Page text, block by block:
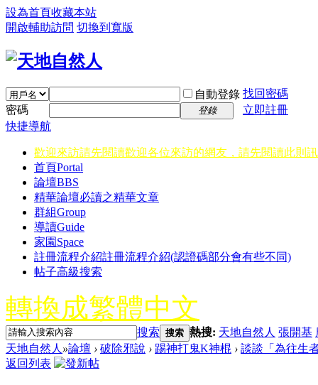
設為首頁收藏本站
開啟輔助訪問 切換到寬版
自動登錄 找回密碼
密碼
登錄
立即註冊
快捷導航
歡迎來訪請先閱讀歡迎各位來訪的網友，請先閱讀此則
首頁Portal
論壇BBS
精華論壇必讀之精華文章
群組Group
導讀Guide
家園 Space
註冊流程介紹註冊流程介紹(認證碼部分會有些不同)
帖子高級搜索
轉換成繁體中文
搜索 搜索 熱搜: 天地自然人 張開基
天地自然人 »論壇 › 破除邪說 › 踢神打鬼K神棍 › 談談「為往生
返回列表